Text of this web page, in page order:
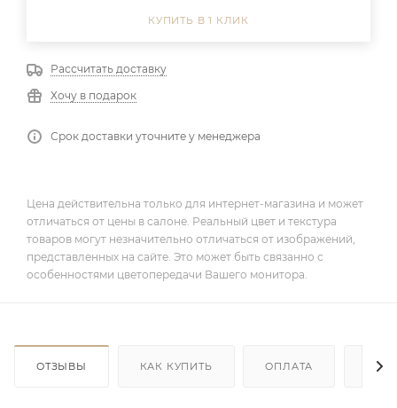
КУПИТЬ В 1 КЛИК
Рассчитать доставку
Хочу в подарок
Срок доставки уточните у менеджера
Цена действительна только для интернет-магазина и может
отличаться от цены в салоне. Реальный цвет и текстура
товаров могут незначительно отличаться от изображений,
представленных на сайте. Это может быть связанно с
особенностями цветопередачи Вашего монитора.
ОТЗЫВЫ КАК КУПИТЬ ОПЛАТА